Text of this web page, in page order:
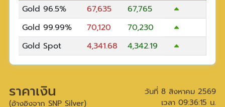
Gold 96.5% 67,635
67,765
Gold 99.99%
70,120
70,230
Gold Spot
4,341.68 4,342.19
ราคาเงิน
(อ้างอิงจาก SNP Silver)
วันที่ 8 สิงหาคม 2569
เวลา 09:36:15 น.